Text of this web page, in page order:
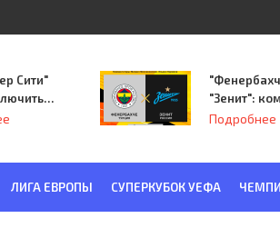
Сити"
"Зенит":
Семака
Подробнее
ЛИГА ЕВРОПЫ СУПЕРКУБОК УЕФА